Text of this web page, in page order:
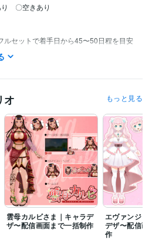
　〇空きあり
ルセットで着手日から45〜50日程を目安
にご相談ください。（購入日＝着手日
ざいます。その場合はご相談の上スケジ
す。
完了」は約２日の想定のスケジュール感
がかかる見込みがある際は事前にお伝え
反映いたします）
す。メッセージよりお気軽のお申し付け
ュアップ、新規衣装、プランアップ、オ
承ります。出来る限り優先的に受注対応
オ もっと見る
雲母カルビさま｜キャラデ
ザ〜配信画面まで一括制作
エヴァンジェ
デザ〜配信画
作